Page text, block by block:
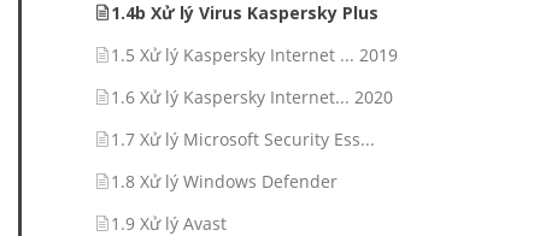
1.4b Xử lý Virus Kaspersky Plus
1.5 Xử lý Kaspersky Internet ... 2019
1.6 Xử lý Kaspersky Internet... 2020
1.7 Xử lý Microsoft Security Ess...
1.8 Xử lý Windows Defender
1.9 Xử lý Avast